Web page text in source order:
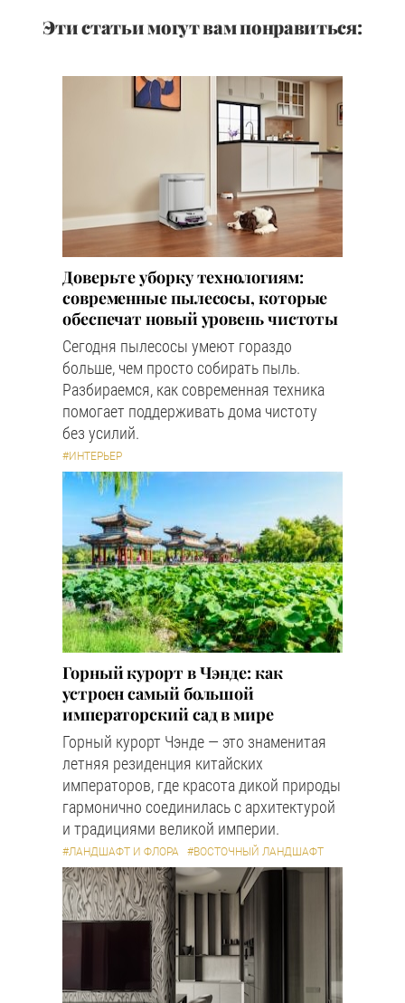
Эти статьи могут вам понравиться:
Доверьте уборку технологиям:
современные пылесосы, которые
обеспечат новый уровень чистоты
Сегодня пылесосы умеют гораздо
больше, чем просто собирать пыль.
Разбираемся, как современная техника
помогает поддерживать дома чистоту
без усилий.
#ИНТЕРЬЕР
Горный курорт в Чэнде: как
устроен самый большой
императорский сад в мире
Горный курорт Чэнде — это знаменитая
летняя резиденция китайских
императоров, где красота дикой природы
гармонично соединилась с архитектурой
и традициями великой империи.
#ЛАНДШАФТ И ФЛОРА #ВОСТОЧНЫЙ ЛАНДШАФТ